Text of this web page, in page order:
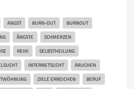
ANGST BURN-OUT BURNOUT
ÄNGSTE SCHMERZEN
REIKI SELBSTHEILUNG
INTERNETSUCHT RAUCHEN
ZIELE ERREICHEN BERUF